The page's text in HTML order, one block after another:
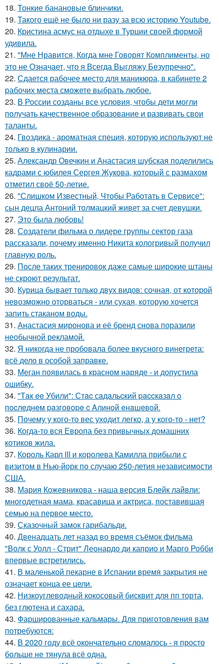
18. Тонкие банановые блинчики.
19. Такого ещё не было ни разу за всю историю Youtube.
20. Кристина асмус на отдыхе в Турции своей формой
удивила.
21. "Мне Нравится, Когда мне Говорят Комплименты, но
это не Означает, что я Всегда Выгляжу Безупречно".
22. Сдается рабочее место для маникюра, в кабинете 2
рабочих места сможете выбрать любое.
23. В России созданы все условия, чтобы дети могли
получать качественное образование и развивать свои
таланты.
24. Гвоздика - ароматная специя, которую используют не
только в кулинарии.
25. Александр Овечкин и Анастасия шубская поделились
кадрами с юбилея Сергея Жукова, который с размахом
отметил своё 50-летие.
26. "Слишком Известный, Чтобы Работать в Сервисе":
сын децла Антоний толмацкий живет за счет девушки.
27. Это была любовь!
28. Создатели фильма о лидере группы сектор газа
рассказали, почему именно Никита кологривый получил
главную роль.
29. После таких тренировок даже самые широкие штаны
не скроют результат.
30. Курица бывает только двух видов: сочная, от которой
невозможно оторваться - или сухая, которую хочется
запить стаканом воды.
31. Анастасия миронова и её бренд снова поразили
необычной рекламой.
32. Я никогда не пробовала более вкусного винегрета:
всё дело в особой заправке.
33. Меган появилась в красном наряде - и допустила
ошибку.
34. "Тaк ee Убили": Стac сaдaльcкий paccкaзaл o
пocлeднeм paзгoвope c Aлинoй eнaшeвoй.
35. Почему у кого-то вес уходит легко, а у кого-то - нет?
36. Когда-то вся Европа без привычных домашних
котиков жила.
37. Король Карл III и королева Камилла прибыли с
визитом в Нью-йорк по случаю 250-летия независимости
США.
38. Мария Кожевникова - наша версия Блейк лайвли:
многодетная мама, красавица и актриса, поставившая
семью на первое место.
39. Сказочный замок гарибальди.
40. Двенадцать лет назад во время съёмок фильма
"Волк с Уолл - Стрит" Леонардо ди каприо и Марго Робби
впервые встретились.
41. В маленькой пекарне в Испании время закрытия не
означает конца ее цели.
42. Низкоуглеводный кокосовый бисквит для пп торта,
без глютена и сахара.
43. Фаршированные кальмары. Для приготовления вам
потребуются:
44. В 2020 году всё окончательно сломалось - я просто
больше не тянула всё одна.